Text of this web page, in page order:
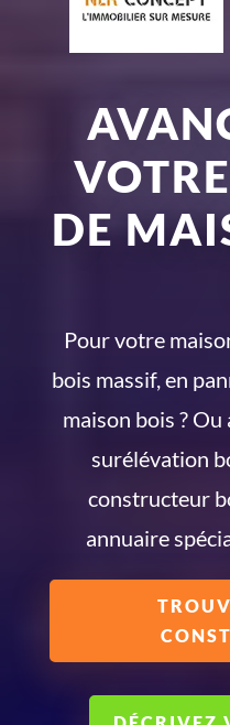
DE
Pour votre
bois massif, en
maison bois ?
surélévation
constructeur
annuaire